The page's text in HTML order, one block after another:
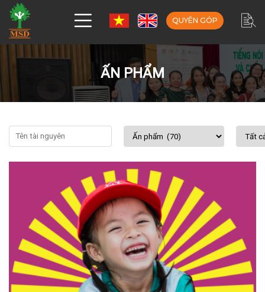
QUYÊN GÓP
ẤN PHẨM